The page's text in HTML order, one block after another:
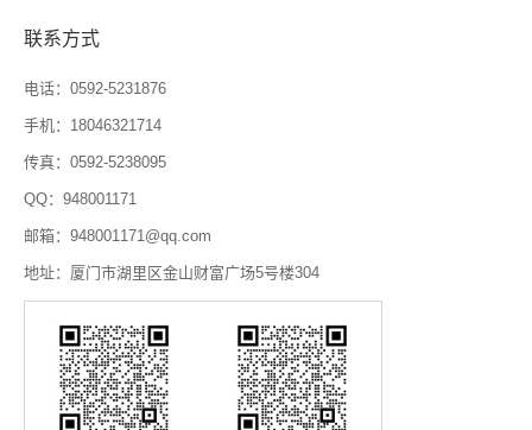
联系方式
电话：0592-5231876
手机：18046321714
传真：0592-5238095
QQ：948001171
邮箱：948001171@qq.com
地址：厦门市湖里区金山财富广场5号楼304